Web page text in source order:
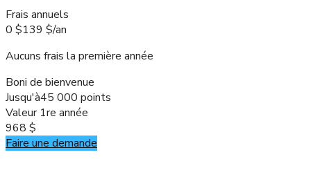
Frais annuels
0 $139 $/an
Aucuns frais la première année
Boni de bienvenue
Jusqu'à45 000 points
Valeur 1re année
968 $
Faire une demande